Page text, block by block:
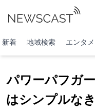
新着 地域検索 エンタメ
パワーパフガ
はシンプルな